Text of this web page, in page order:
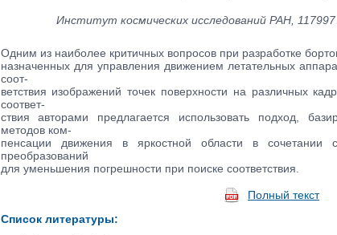
Институт космических исследований РАН,
Одним из наиболее критичных вопросов при разработке
назначенных для управления движением летательных
соот-
ветствия изображений точек поверхности на различных
соответ-
ствия авторами предлагается использовать подход,
методов ком-
пенсации движения в яркостной области в сочетании
преобразований
для уменьшения погрешности при поиске соответствия.
Полный текст
Список литературы: